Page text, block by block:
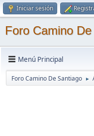
Iniciar sesión
Foro Camino
Menú Principal
Foro Camino De Santiago ►